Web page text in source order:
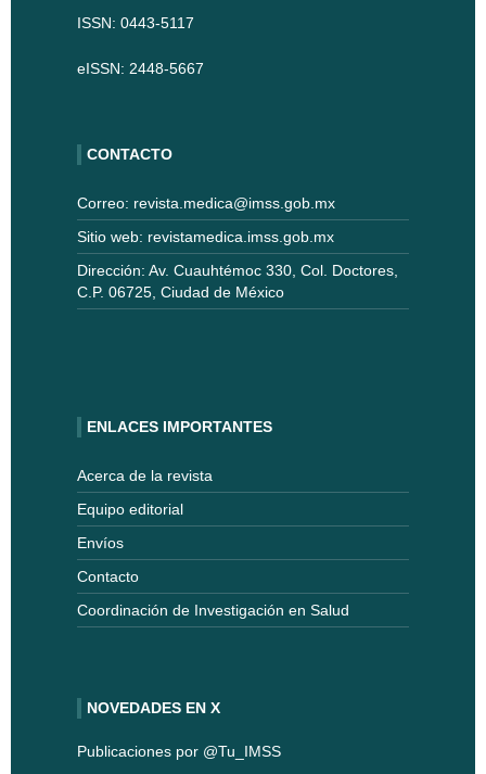
ISSN: 0443-5117
eISSN: 2448-5667
CONTACTO
Correo: revista.medica@imss.gob.mx
Sitio web: revistamedica.imss.gob.mx
Dirección: Av. Cuauhtémoc 330, Col. Doctores,
C.P. 06725, Ciudad de México
ENLACES IMPORTANTES
Acerca de la revista
Equipo editorial
Envíos
Contacto
Coordinación de Investigación en Salud
NOVEDADES EN X
Publicaciones por @Tu_IMSS